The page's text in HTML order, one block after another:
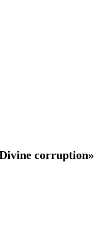
corruption»